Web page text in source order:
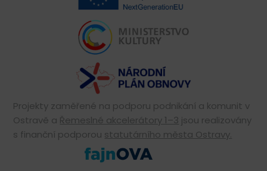
Projekty zaměřené na podporu podnikání a komunit v
Ostravě a Řemeslné akcelerátory 1–3 jsou realizovány
s finanční podporou statutárního města Ostravy.